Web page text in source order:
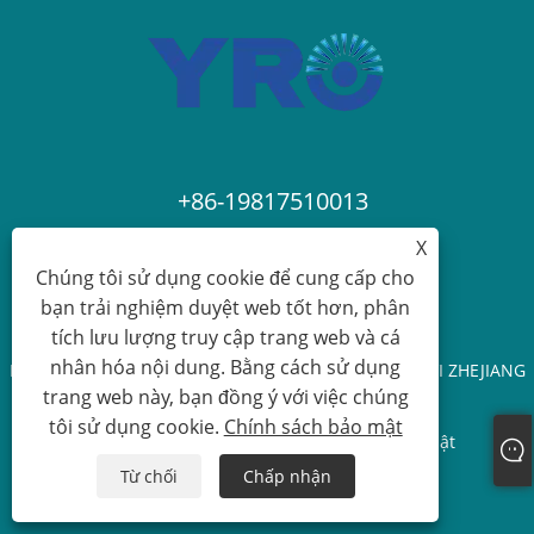
+86-19817510013
Bản quyền © 2024 CÔNG TY TNHH NĂNG LƯỢNG MỚI ZHEJIANG
YRO. Mọi quyền được bảo lưu.
Sitemap RSS XML Chính sách bảo mật
X
Chúng tôi sử dụng cookie để cung cấp cho
bạn trải nghiệm duyệt web tốt hơn, phân
tích lưu lượng truy cập trang web và cá
nhân hóa nội dung. Bằng cách sử dụng
trang web này, bạn đồng ý với việc chúng
tôi sử dụng cookie. Chính sách bảo mật
Từ chối Chấp nhận